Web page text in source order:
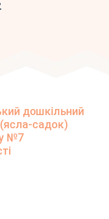
дошкільний
садок)
№7